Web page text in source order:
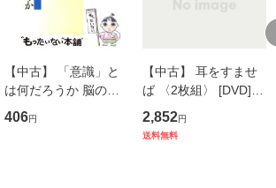
【中古】 「意識」と
は何だろうか 脳の来
歴、知覚の錯誤 （講
談社現代新書） / 下条
406円
【中古】 耳をすませ
ば 〈2枚組〉 [DVD] /
ブエナ・ビスタ・ホー
ム・エンターテイメン
2,852円
送料無料